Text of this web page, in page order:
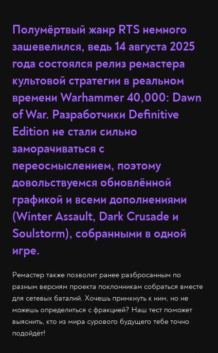
Полумёртвый жанр RTS немного
зашевелился, ведь 14 августа 2025
года состоялся релиз ремастера
культовой стратегии в реальном
времени Warhammer 40,000: Dawn
of War. Разработчики Definitive
Edition не стали сильно
заморачиваться с
переосмыслением, поэтому
довольствуемся обновлённой
графикой и всеми дополнениями
(Winter Assault, Dark Crusade и
Soulstorm), собранными в одной
игре.
Ремастер также позволит ранее разбросанным по
разным версиям проекта поклонникам собраться вместе
для сетевых баталий. Хочешь примкнуть к ним, но не
можешь определиться с фракцией? Наш тест поможет
выяснить, кто из мира сурового будущего тебе точно
подойдёт!